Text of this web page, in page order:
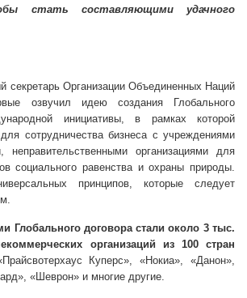
стать составляющими удачного
секретарь Организации Объединенных Наций
озвучил идею создания Глобального
инициативы, в рамках которой
сотрудничества бизнеса с учреждениями
организациями для
социального равенства и охраны природы.
принципов, которые следует
Глобального договора стали около 3 тыс.
организаций из 100 стран
Куперс», «Нокиа», «Данон»,
«Шеврон» и многие другие.